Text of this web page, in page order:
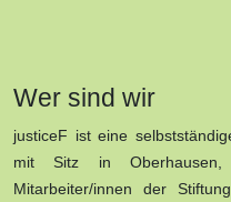
Wer sind wir
justiceF ist eine
mit Sitz in
Mitarbeiter/innen der